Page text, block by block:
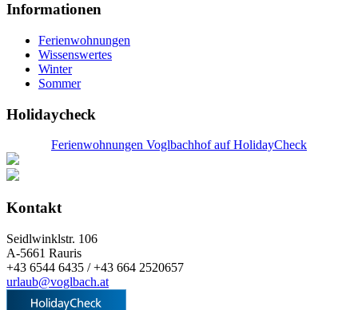
Informationen
Ferienwohnungen
Wissenswertes
Winter
Sommer
Holidaycheck
Ferienwohnungen Voglbachhof auf HolidayCheck
Kontakt
Seidlwinklstr. 106
A-5661 Rauris
+43 6544 6435 / +43 664 2520657
urlaub@voglbach.at